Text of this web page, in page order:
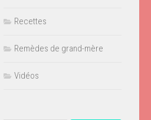
Recettes
Remèdes de grand-mère
Vidéos